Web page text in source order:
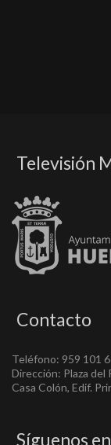
Televisión
Contacto
Teléfono: 959 101
Dirección: Plaza del
Casa Colón, Edif.
Síguenos en